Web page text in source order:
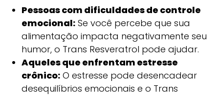
Pessoas com dificuldades de controle
emocional:Se você percebe que sua
alimentação impacta negativamente seu
humor, o Trans Resveratrol pode ajudar.
Aqueles que enfrentam estresse
crônico:O estresse pode desencadear
desequilíbrios emocionais e o Trans